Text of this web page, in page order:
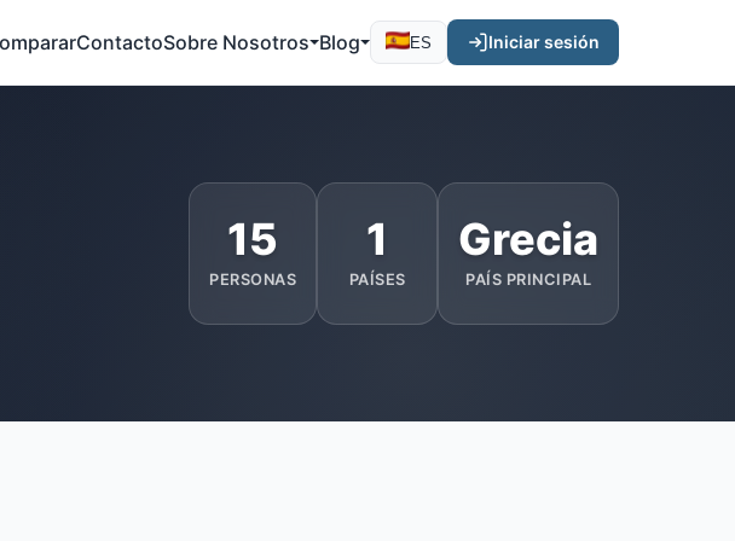
ContactoSobre Nosotros Blog ES Iniciar sesión
15
PERSONAS
1
PAÍSES
Grecia
PAÍS PRINCIPAL